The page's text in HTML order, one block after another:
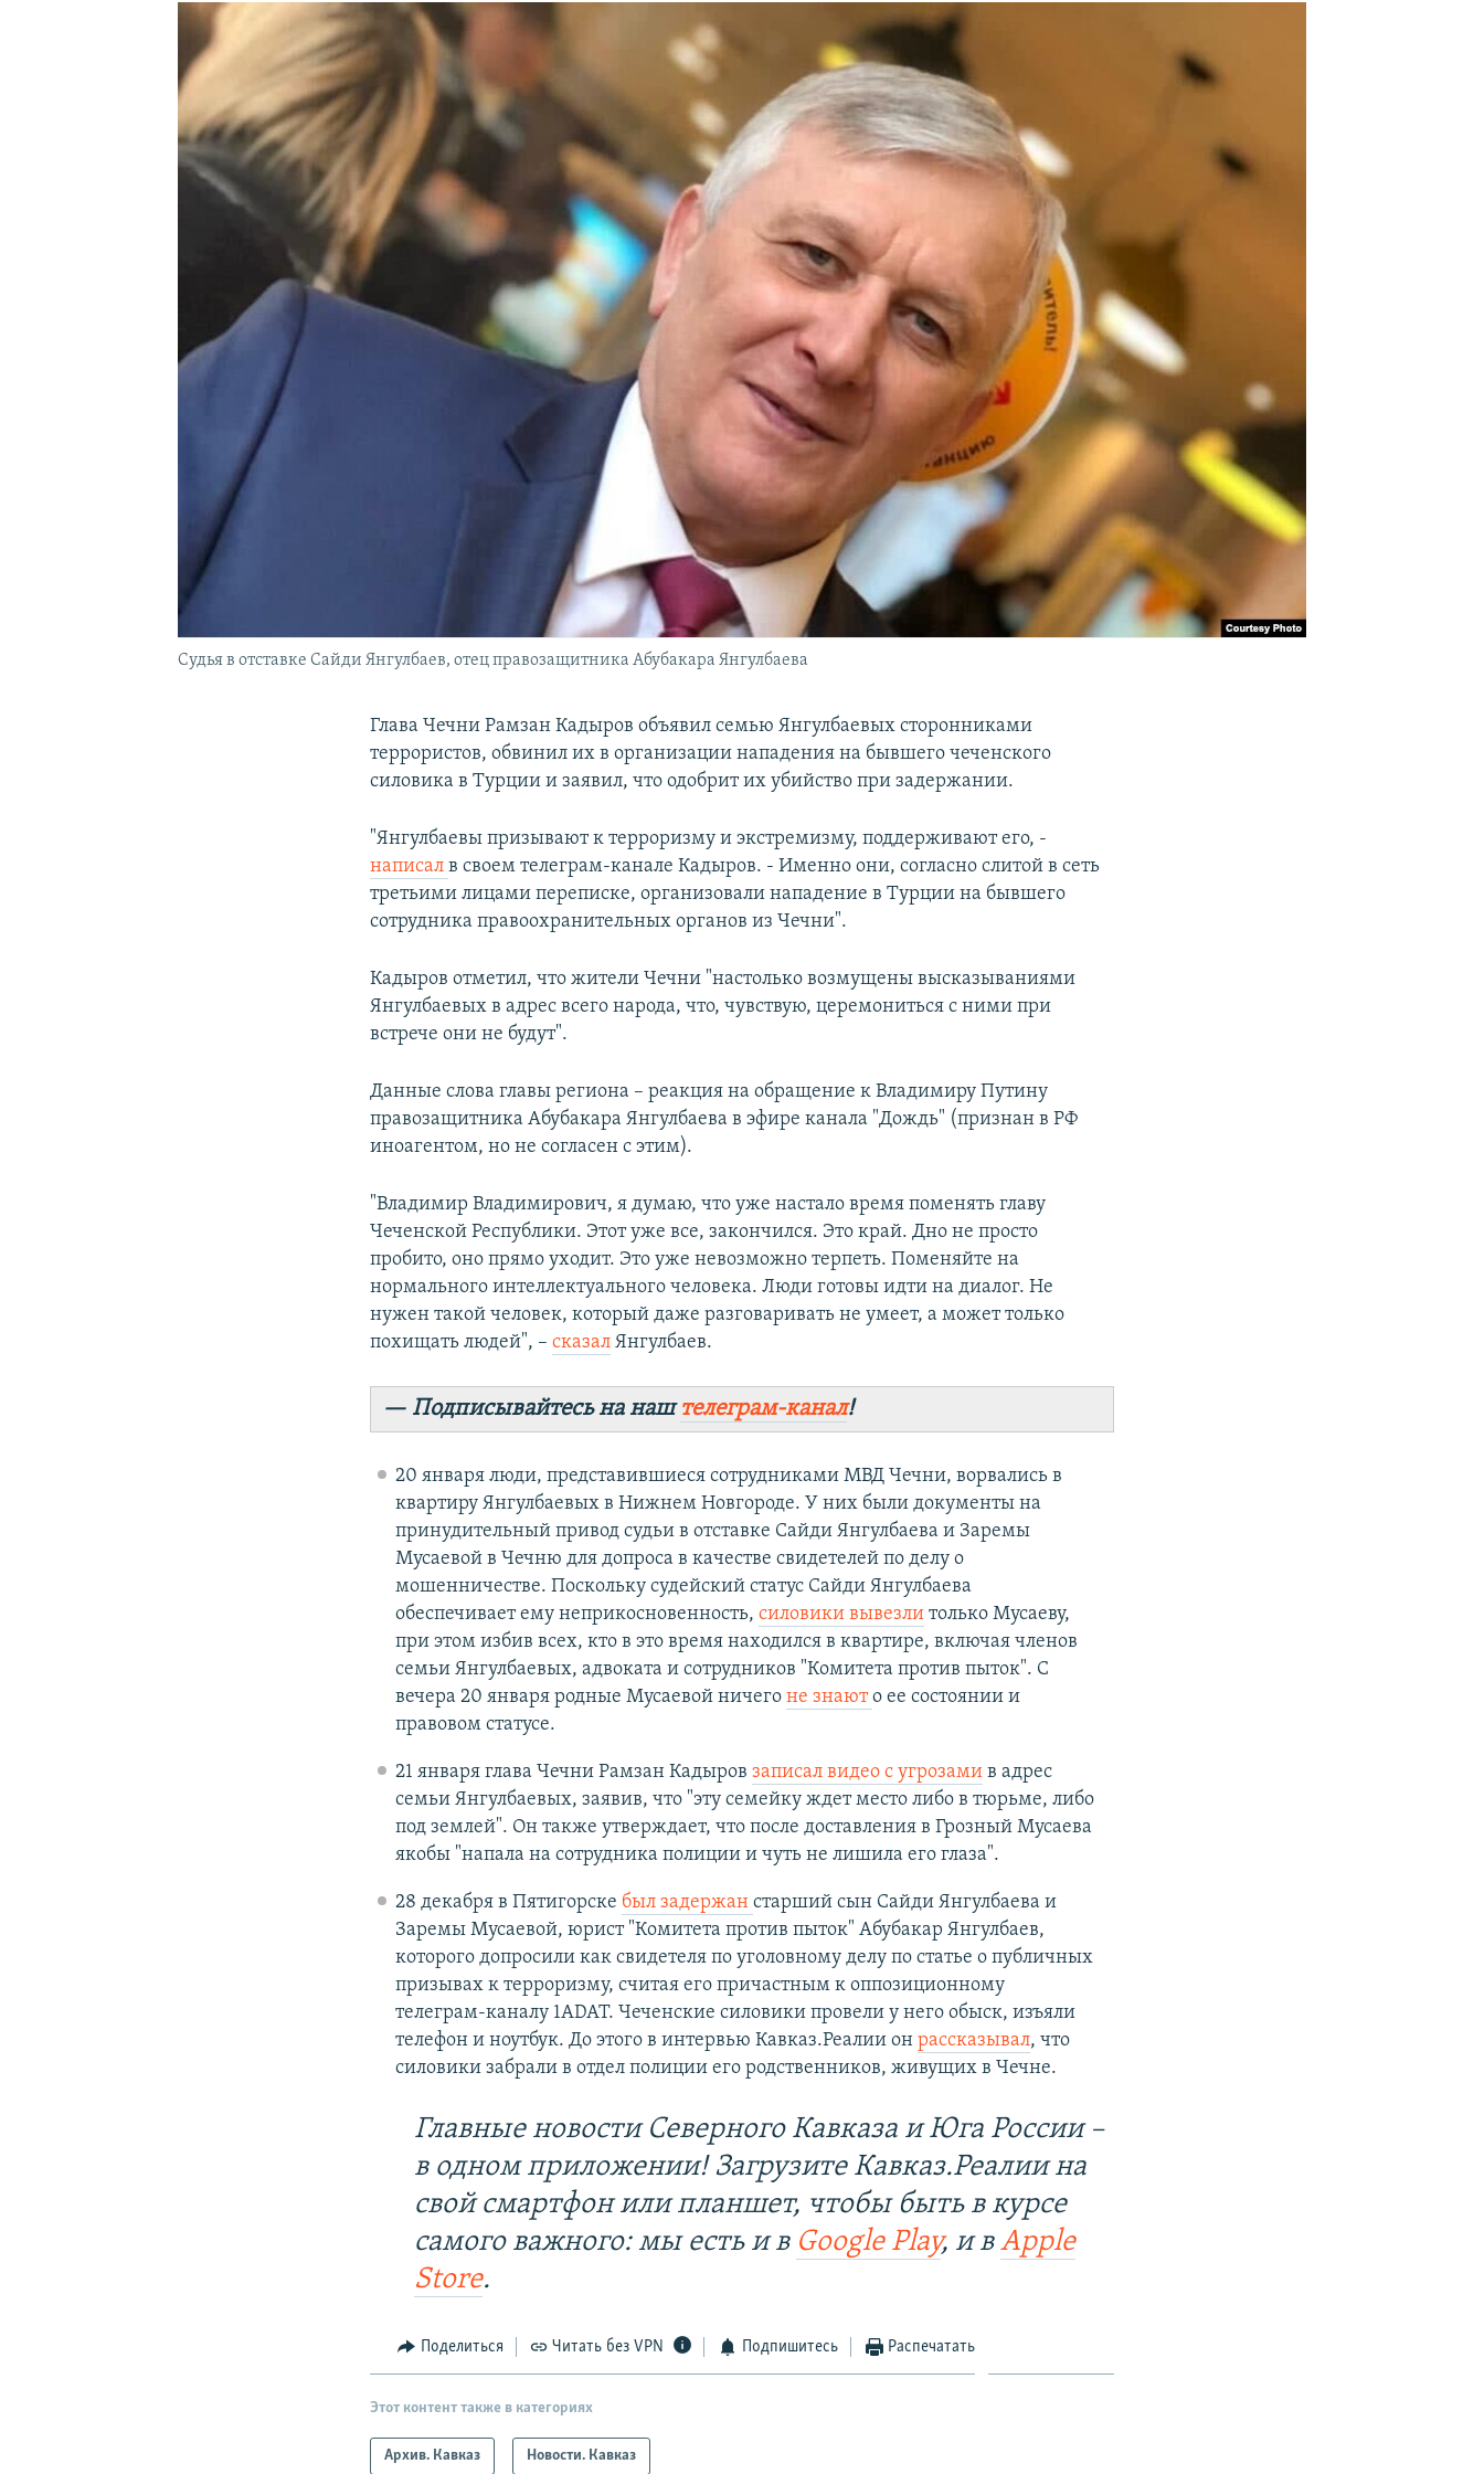
ПОДПИШИТЕСЬ НА РАССЫЛКУ
Судья в отставке Сайди Янгулбаев, отец правозащитника Абубакара Янгулбаева
Глава Чечни Рамзан Кадыров объявил семью Янгулбаевых сторонниками
террористов, обвинил их в организации нападения на бывшего чеченского
силовика в Турции и заявил, что одобрит их убийство при задержании.
"Янгулбаевы призывают к терроризму и экстремизму, поддерживают его, -
написалв своем телеграм-канале Кадыров. - Именно они, согласно слитой в сеть
третьими лицами переписке, организовали нападение в Турции на бывшего
сотрудника правоохранительных органов из Чечни".
Кадыров отметил, что жители Чечни "настолько возмущены высказываниями
Янгулбаевых в адрес всего народа, что, чувствую, церемониться с ними при
встрече они не будут".
Данные слова главы региона – реакция на обращение к Владимиру Путину
правозащитника Абубакара Янгулбаева в эфире канала "Дождь" (признан в РФ
иноагентом, но не согласен с этим).
"Владимир Владимирович, я думаю, что уже настало время поменять главу
Чеченской Республики. Этот уже все, закончился. Это край. Дно не просто
пробито, оно прямо уходит. Это уже невозможно терпеть. Поменяйте на
нормального интеллектуального человека. Люди готовы идти на диалог. Не
нужен такой человек, который даже разговаривать не умеет, а может только
похищать людей", –сказал Янгулбаев.
— Подписывайтесь на наштелеграм-канал!
20 января люди, представившиеся сотрудниками МВД Чечни, ворвались в
квартиру Янгулбаевых в Нижнем Новгороде. У них были документы на
принудительный привод судьи в отставке Сайди Янгулбаева и Заремы
Мусаевой в Чечню для допроса в качестве свидетелей по делу о
мошенничестве. Поскольку судейский статус Сайди Янгулбаева
обеспечивает ему неприкосновенность, силовики вывезлитолько Мусаеву,
при этом избив всех, кто в это время находился в квартире, включая членов
семьи Янгулбаевых, адвоката и сотрудников "Комитета против пыток". С
вечера 20 января родные Мусаевой ничего не знаюто ее состоянии и
правовом статусе.
21 января глава Чечни Рамзан Кадыров записал видео с угрозамив адрес
семьи Янгулбаевых, заявив, что "эту семейку ждет место либо в тюрьме, либо
под землей". Он также утверждает, что после доставления в Грозный Мусаева
якобы "напала на сотрудника полиции и чуть не лишила его глаза".
28 декабря в Пятигорске был задержан старший сын Сайди Янгулбаева и
Заремы Мусаевой, юрист "Комитета против пыток" Абубакар Янгулбаев,
которого допросили как свидетеля по уголовному делу по статье о публичных
призывах к терроризму, считая его причастным к оппозиционному
телеграм-каналу 1ADAT. Чеченские силовики провели у него обыск, изъяли
телефон и ноутбук. До этого в интервью Кавказ.Реалии он рассказывал, что
силовики забрали в отдел полиции его родственников, живущих в Чечне.
Главные новости Северного Кавказа и Юга России –
в одном приложении! Загрузите Кавказ.Реалии на
свой смартфон или планшет, чтобы быть в курсе
самого важного: мы есть и в Google Play, и вApple
Store.
Поделиться Читать без VPN Подпишитесь Распечатать
Этот контент также в категориях
Архив. Кавказ Новости. Кавказ